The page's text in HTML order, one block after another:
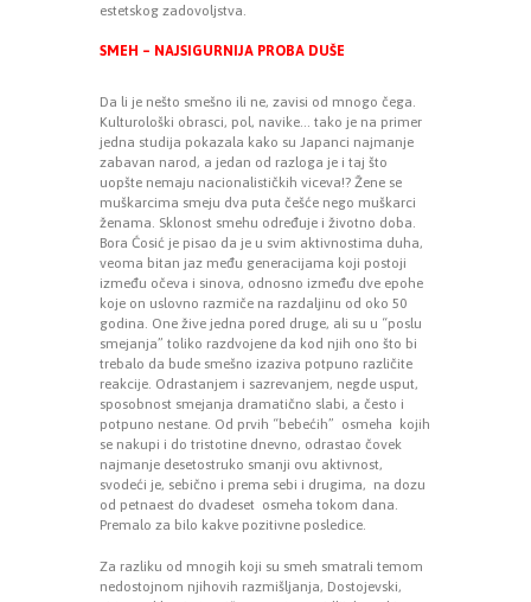
estetskog zadovoljstva.
SMEH – NAJSIGURNIJA PROBA DUŠE
Da li je nešto smešno ili ne, zavisi od mnogo čega.
Kulturološki obrasci, pol, navike… tako je na primer
jedna studija pokazala kako su Japanci najmanje
zabavan narod, a jedan od razloga je i taj što
uopšte nemaju nacionalističkih viceva!? Žene se
muškarcima smeju dva puta češće nego muškarci
ženama. Sklonost smehu određuje i životno doba.
Bora Ćosić je pisao da je u svim aktivnostima duha,
veoma bitan jaz među generacijama koji postoji
između očeva i sinova, odnosno između dve epohe
koje on uslovno razmiče na razdaljinu od oko 50
godina. One žive jedna pored druge, ali su u “poslu
smejanja” toliko razdvojene da kod njih ono što bi
trebalo da bude smešno izaziva potpuno različite
reakcije. Odrastanjem i sazrevanjem, negde usput,
sposobnost smejanja dramatično slabi, a često i
potpuno nestane. Od prvih “bebećih” osmeha kojih
se nakupi i do tristotine dnevno, odrastao čovek
najmanje desetostruko smanji ovu aktivnost,
svodeći je, sebično i prema sebi i drugima, na dozu
od petnaest do dvadeset osmeha tokom dana.
Premalo za bilo kakve pozitivne posledice.
Za razliku od mnogih koji su smeh smatrali temom
nedostojnom njihovih razmišljanja, Dostojevski,